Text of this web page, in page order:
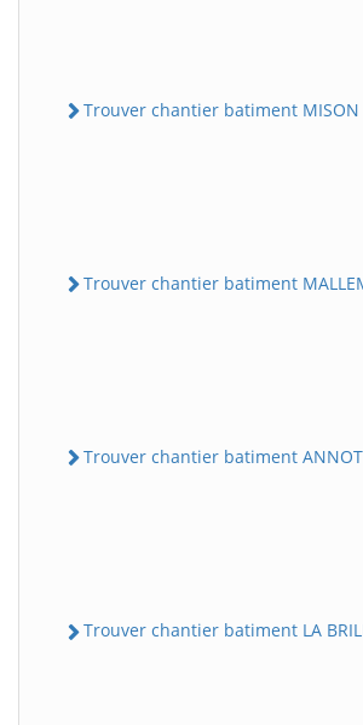
Trouver chantier batiment MISON
Trouver chantier batiment
Trouver chantier batiment ANNOT
Trouver chantier batiment LA